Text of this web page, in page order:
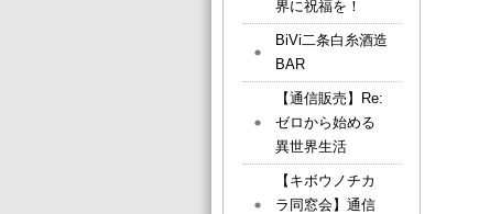
界に祝福を！
BiVi二条白糸酒造
BAR
【通信販売】Re:
ゼロから始める
異世界生活
【キボウノチカ
ラ同窓会】通信